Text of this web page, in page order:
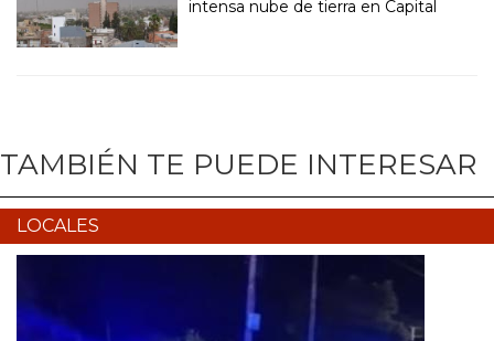
intensa nube de tierra en Capital
TAMBIÉN TE PUEDE INTERESAR
LOCALES